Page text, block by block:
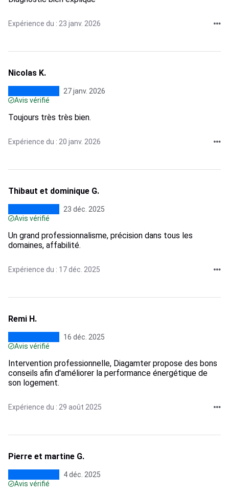
Expérience du : 23 janv. 2026
Nicolas K.
27 janv. 2026
Avis vérifié
Toujours très très bien.
Expérience du : 20 janv. 2026
Thibaut et dominique G.
23 déc. 2025
Avis vérifié
Un grand professionnalisme, précision dans tous les
domaines, affabilité.
Expérience du : 17 déc. 2025
Remi H.
16 déc. 2025
Avis vérifié
Intervention professionnelle, Diagamter propose des bons
conseils afin d'améliorer la performance énergétique de
son logement.
Expérience du : 29 août 2025
Pierre et martine G.
4 déc. 2025
Avis vérifié